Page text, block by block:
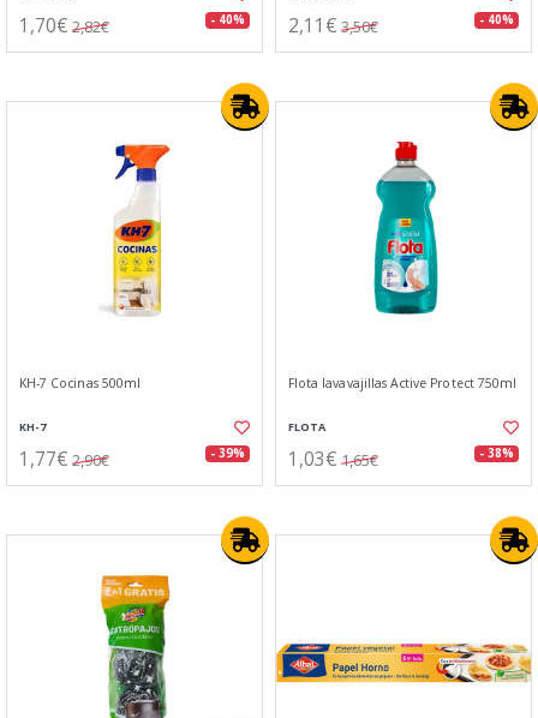
1,70€ 2,82€ - 40% 2,11€ 3,50€ - 40%
KH-7 Cocinas 500ml
KH-7
1,77€ 2,90€ - 39%
Flota lavavajillas Active Protect 750ml
FLOTA
1,03€ 1,65€ - 38%